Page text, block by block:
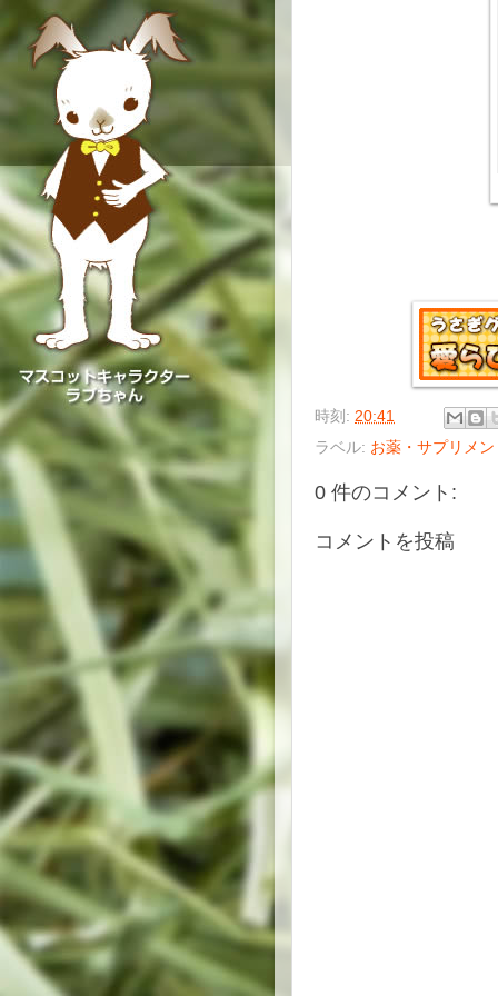
時刻: 20:41
ラベル: お薬・サプリメ
0 件のコメント:
コメントを投稿